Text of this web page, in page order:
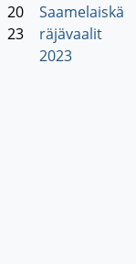
20
23
Saamelaiskä
räjävaalit
2023